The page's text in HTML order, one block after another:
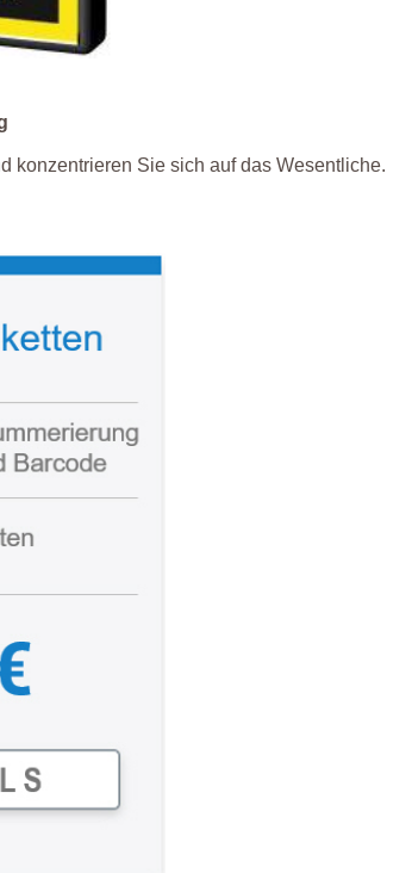
konzentrieren Sie sich auf das Wesentliche.